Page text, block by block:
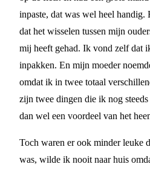
inpaste, dat was wel heel handig.
dat het wisselen tussen mijn
mij heeft gehad. Ik vond zelf dat
inpakken. En mijn moeder
omdat ik in twee totaal
zijn twee dingen die ik nog
dan wel een voordeel van het
Toch waren er ook minder leuke
was, wilde ik nooit naar huis